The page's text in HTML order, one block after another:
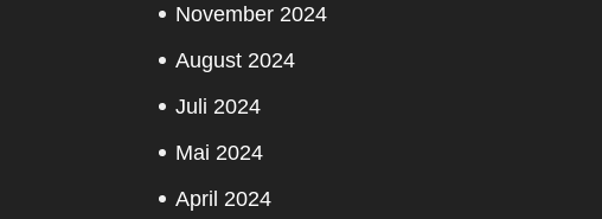
November 2024
August 2024
Juli 2024
Mai 2024
April 2024